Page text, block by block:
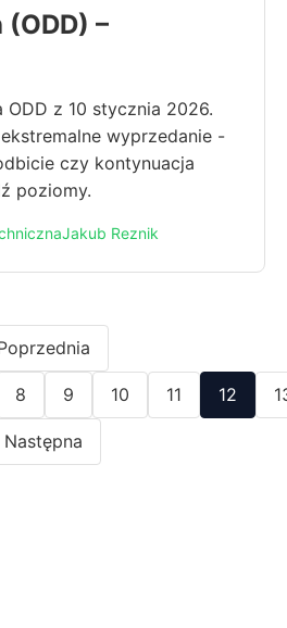
–
ODD z 10 stycznia 2026.
wyprzedanie -
czy kontynuacja
poziomy.
Jakub Reznik
8 9 10 11 12
Następna